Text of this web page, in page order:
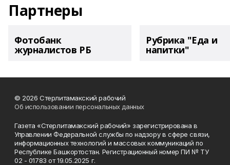
Партнеры
Фотобанк
журналистов РБ
Рубрика "Еда и
напитки"
© 2026 Стерлитамакский рабочий
Об использовании персональных данных
Газета «Стерлитамакский рабочий» зарегистрирована в
Управлении Федеральной службы по надзору в сфере связи,
информационных технологий и массовых коммуникаций по
Республике Башкортостан. Регистрационный номер ПИ № ТУ
02 - 01783 от 19.05.2025 г.